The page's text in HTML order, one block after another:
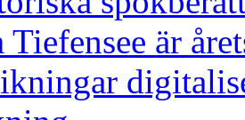
Tiefensee är